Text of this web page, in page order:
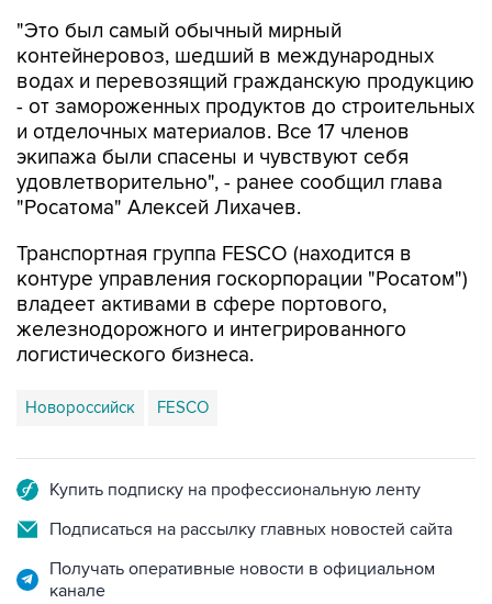
"Это был самый обычный мирный
контейнеровоз, шедший в международных
водах и перевозящий гражданскую продукцию
- от замороженных продуктов до строительных
и отделочных материалов. Все 17 членов
экипажа были спасены и чувствуют себя
удовлетворительно", - ранее сообщил глава
"Росатома" Алексей Лихачев.
Транспортная группа FESCO (находится в
контуре управления госкорпорации "Росатом")
владеет активами в сфере портового,
железнодорожного и интегрированного
логистического бизнеса.
Новороссийск FESCO
Купить подписку на профессиональную ленту
Подписаться на рассылку главных новостей сайта
Получать оперативные новости в официальном
канале